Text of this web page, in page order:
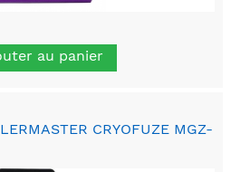
au panier
CRYOFUZE MGZ-